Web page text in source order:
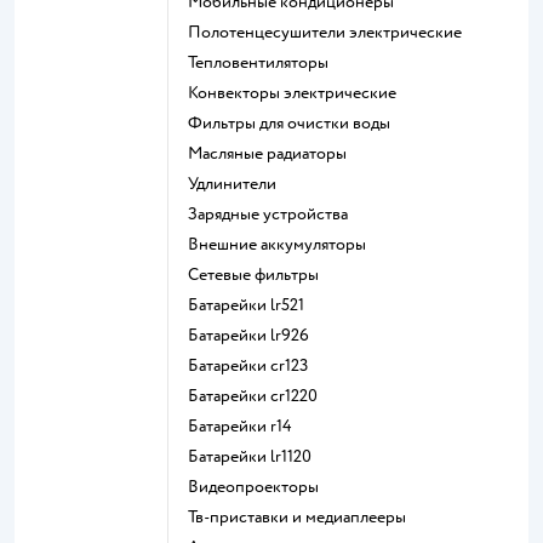
полотенцесушители электрические
тепловентиляторы
конвекторы электрические
фильтры для очистки воды
масляные радиаторы
удлинители
зарядные устройства
внешние аккумуляторы
сетевые фильтры
батарейки lr521
батарейки lr926
батарейки cr123
батарейки cr1220
батарейки r14
батарейки lr1120
видеопроекторы
тв-приставки и медиаплееры